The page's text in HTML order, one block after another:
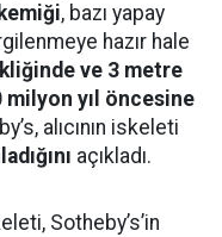
, bazı yapay
hazır hale
ve 3 metre
milyon yıl öncesine
alıcının iskeleti
açıkladı.
Sotheby’s’in